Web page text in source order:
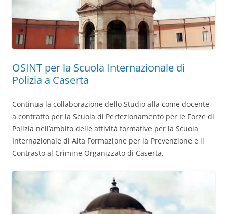
OSINT per la Scuola Internazionale di
Polizia a Caserta
Continua la collaborazione dello Studio alla come docente
a contratto per la Scuola di Perfezionamento per le Forze di
Polizia nell’ambito delle attività formative per la Scuola
Internazionale di Alta Formazione per la Prevenzione e il
Contrasto al Crimine Organizzato di Caserta.